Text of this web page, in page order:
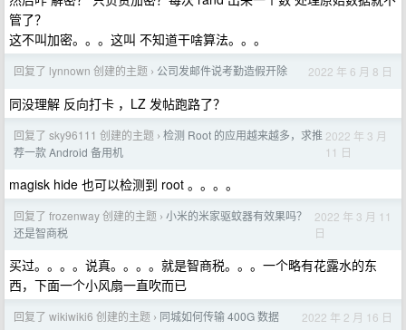
管了？
这不叫加密。。。这叫 不知道干啥算法。。。
回复了 lynnown 创建的主题 › 公司发邮件说考勤造假开除 2022 年 6 月 8 日
同没理解 反向打卡 ，LZ 发帖跑路了？
回复了 sky96111 创建的主题 › 检测 Root 的应用越来越多，求推
荐一款 Android 备用机
2022 年 3 月
11 日
magisk hide 也可以检测到 root 。。。。
回复了 frozenway 创建的主题 › 小米的米家驱蚊器有效果吗？
还是智商税
2022 年 3 月 11
日
买过。。。。说真。。。。就是智商税。。。一个略有花露水的东
西，下面一个小风扇一直吹而已
回复了 wikiwiki6 创建的主题 › 同城如何传输 400G 数据 2022 年 2 月 16 日